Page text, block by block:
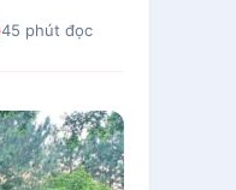
45 phút đọc